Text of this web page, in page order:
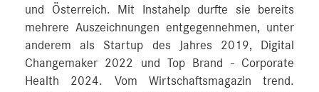
und Österreich. Mit Instahelp durfte sie bereits
mehrere Auszeichnungen entgegennehmen, unter
anderem als Startup des Jahres 2019, Digital
Changemaker 2022 und Top Brand - Corporate
Health 2024. Vom Wirtschaftsmagazin trend.